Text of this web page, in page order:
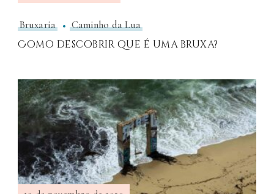
Bruxaria Caminho da Lua
Como descobrir que é uma bruxa?